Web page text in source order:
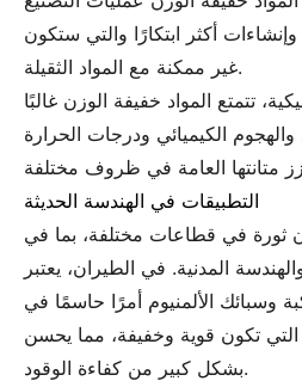
أكثر ابتكارًا والتي ستكون
غير ممكنة مع المواد الثقيلة.
تتمتع المواد خفيفة الوزن غالبًا
الكيميائي ودرجات الحرارة
التطبيقات في الهندسة الحديثة
ثورة في قطاعات مختلفة، بما في
المدنية. في الطيران، يعتبر
وسبائك الألمنيوم أمرًا حاسمًا في
تكون قوية وخفيفة، مما يحسن
بشكل كبير من كفاءة الوقود.